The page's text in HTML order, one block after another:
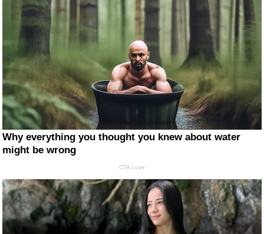
Why everything you thought you knew about water
might be wrong
CTA Love